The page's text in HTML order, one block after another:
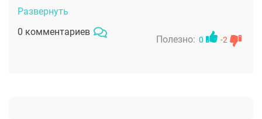
пластический хирург. Профессионал, вежливый и
внимательный врач, позитивный человек. Как
обещал, так классно и выполнил свою работу.
Развернуть
0 комментариев
Полезно: 0 -2